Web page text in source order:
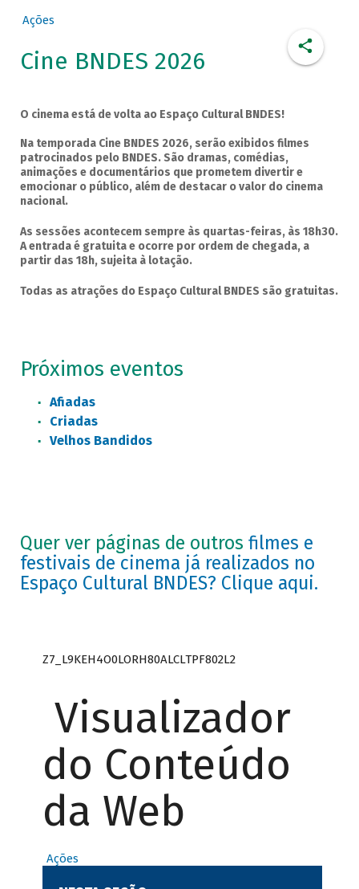
Ações
Cine BNDES 2026
O cinema está de volta ao Espaço Cultural BNDES!
Na temporada Cine BNDES 2026, serão exibidos filmes
patrocinados pelo BNDES. São dramas, comédias,
animações e documentários que prometem divertir e
emocionar o público, além de destacar o valor do cinema
nacional.
As sessões acontecem sempre às quartas-feiras, às 18h30.
A entrada é gratuita e ocorre por ordem de chegada, a
partir das 18h, sujeita à lotação.
Todas as atrações do Espaço Cultural BNDES são gratuitas.
Próximos eventos
Afiadas
Criadas
Velhos Bandidos
Quer ver páginas de outros filmes e
festivais de cinema já realizados no
Espaço Cultural BNDES? Clique aqui.
Z7_L9KEH4O0LORH80ALCLTPF802L2
Visualizador
do Conteúdo
da Web
Ações